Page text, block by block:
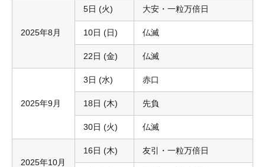
2025年8月
5日 (火) 大安・一粒万倍日
10日 (日) 仏滅
22日 (金) 仏滅
2025年9月
3日 (水) 赤口
18日 (木) 先負
30日 (火) 仏滅
2025年10月
16日 (木) 友引・一粒万倍日